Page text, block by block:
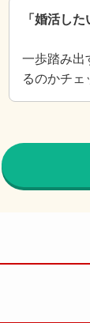
「婚活し
一歩踏み出
るのかチェ